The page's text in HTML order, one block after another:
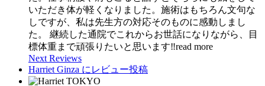
いただき体が軽くなりました。施術はもちろん文句な
しですが、私は先生方の対応そのものに感動しまし
た。 継続した通院でこれからお世話になりながら、目
標体重まで頑張りたいと思います‼︎read more
Next Reviews
Harriet Ginza にレビュー投稿